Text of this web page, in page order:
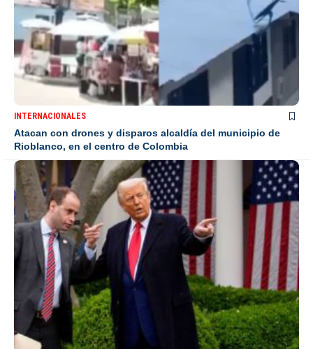
INTERNACIONALES
Atacan con drones y disparos alcaldía del municipio de
Rioblanco, en el centro de Colombia